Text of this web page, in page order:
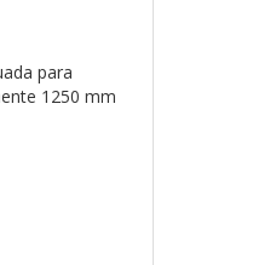
para
1250 mm